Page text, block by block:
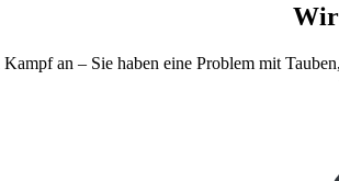
Wir
an – Sie haben eine Problem mit